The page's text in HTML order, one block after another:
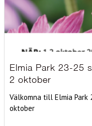
Elmia Park 23-25
2 oktober
Välkomna till Elmia Park
oktober